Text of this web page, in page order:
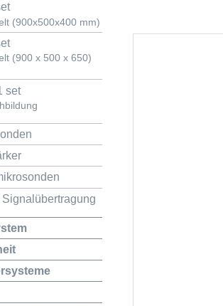
(900x500x400 mm)
(900 x 500 x 650)
set